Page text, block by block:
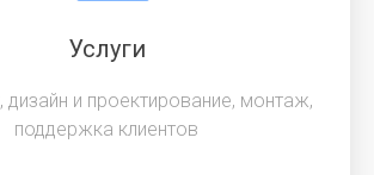
Услуги
дизайн и проектирование, монтаж,
поддержка клиентов